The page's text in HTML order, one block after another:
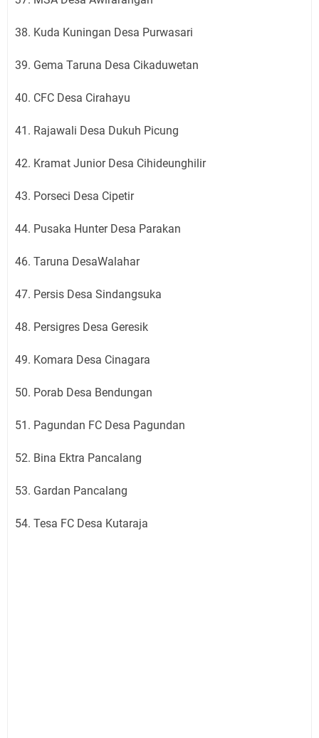
38. Kuda Kuningan Desa Purwasari
39. Gema Taruna Desa Cikaduwetan
40. CFC Desa Cirahayu
41. Rajawali Desa Dukuh Picung
42. Kramat Junior Desa Cihideunghilir
43. Porseci Desa Cipetir
44. Pusaka Hunter Desa Parakan
46. Taruna DesaWalahar
47. Persis Desa Sindangsuka
48. Persigres Desa Geresik
49. Komara Desa Cinagara
50. Porab Desa Bendungan
51. Pagundan FC Desa Pagundan
52. Bina Ektra Pancalang
53. Gardan Pancalang
54. Tesa FC Desa Kutaraja